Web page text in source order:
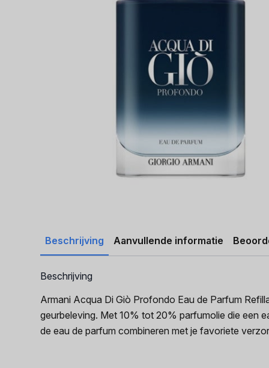
Beschrijving Aanvullende informatie
Beschrijving
Armani Acqua Di Giò Profondo Eau de Parfum
geurbeleving. Met 10% tot 20% parfumolie die een
de eau de parfum combineren met je favoriete